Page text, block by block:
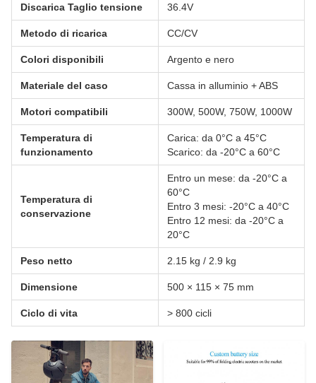
Discarica Taglio tensione 36.4V
Metodo di ricarica CC/CV
Colori disponibili Argento e nero
Materiale del caso Cassa in alluminio + ABS
Motori compatibili 300W, 500W, 750W, 1000W
Temperatura di
funzionamento
Carica: da 0°C a 45°C
Scarico: da -20°C a 60°C
Temperatura di
conservazione
Entro un mese: da -20°C a
60°C
Entro 3 mesi: -20°C a 40°C
Entro 12 mesi: da -20°C a
20°C
Peso netto 2.15 kg / 2.9 kg
Dimensione 500 × 115 × 75 mm
Ciclo di vita > 800 cicli